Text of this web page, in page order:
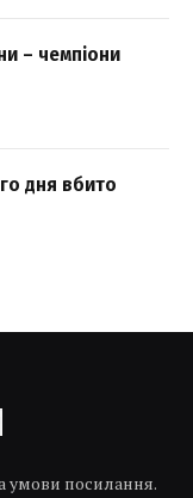
– чемпіони
дня вбито
умови посилання.